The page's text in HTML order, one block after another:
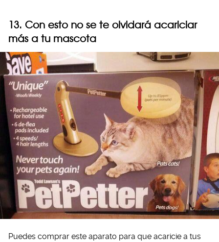
13. Con esto no se te olvidará acariciar
más a tu mascota
Puedes comprar este aparato para que acaricie a tus